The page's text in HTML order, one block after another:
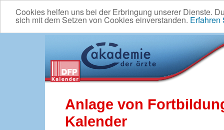
Cookies helfen uns bei der Erbringung unserer Dienste.
sich mit dem Setzen von Cookies einverstanden. Erfahren
Anlage von
Kalender